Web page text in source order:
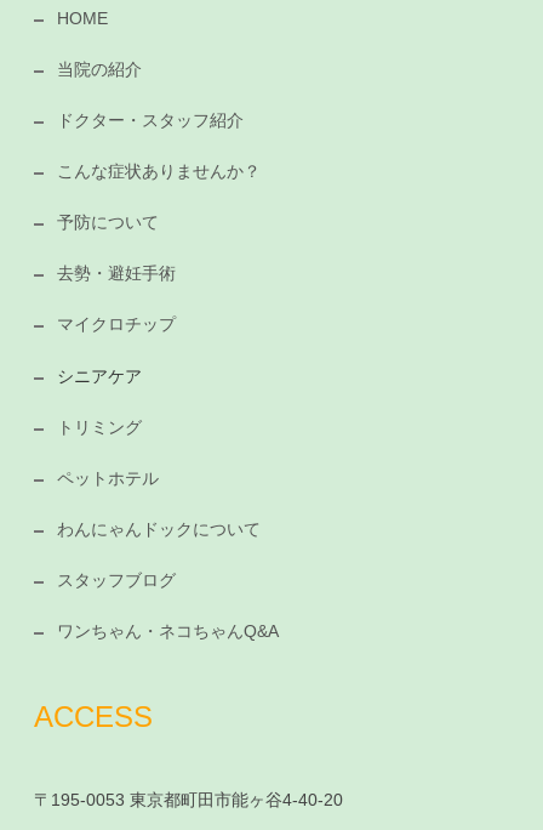
HOME
当院の紹介
ドクター・スタッフ紹介
こんな症状ありませんか？
予防について
去勢・避妊手術
マイクロチップ
シニアケア
トリミング
ペットホテル
わんにゃんドックについて
スタッフブログ
ワンちゃん・ネコちゃんQ&A
ACCESS
〒195-0053 東京都町田市能ヶ谷4-40-20